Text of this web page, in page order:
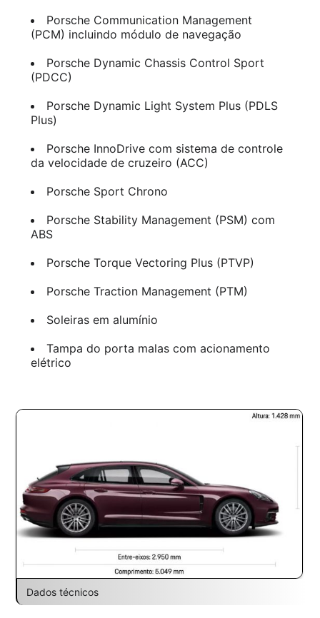
Porsche Communication Management
(PCM) incluindo módulo de navegação
Porsche Dynamic Chassis Control Sport
(PDCC)
Porsche Dynamic Light System Plus (PDLS
Plus)
Porsche InnoDrive com sistema de controle
da velocidade de cruzeiro (ACC)
Porsche Sport Chrono
Porsche Stability Management (PSM) com
ABS
Porsche Torque Vectoring Plus (PTVP)
Porsche Traction Management (PTM)
Soleiras em alumínio
Tampa do porta malas com acionamento
elétrico
Dados técnicos